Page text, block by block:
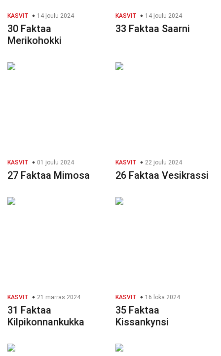
KASVIT 14 joulu 2024
30 Faktaa
Merikohokki
KASVIT 14 joulu 2024
33 Faktaa Saarni
KASVIT 01 joulu 2024
27 Faktaa Mimosa
KASVIT 22 joulu 2024
26 Faktaa Vesikrassi
KASVIT 21 marras 2024
31 Faktaa
Kilpikonnankukka
KASVIT 16 loka 2024
35 Faktaa
Kissankynsi